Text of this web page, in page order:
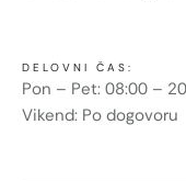
DELOVNI ČAS:
Pon – Pet: 08:00 –
Vikend: Po dogovoru